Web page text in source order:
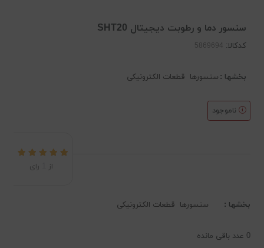
سنسور دما و رطوبت دیجیتال SHT20
کدکالا:
بخشها : سنسورها قطعات الکترونیکی
ناموجود
از رای
بخشها : سنسورها قطعات الکترونیکی
0 عدد باقی مانده